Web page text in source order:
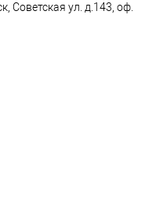
Советская ул. д.143, оф.